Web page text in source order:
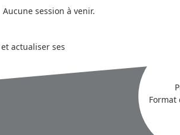
Aucune session à venir.
Format